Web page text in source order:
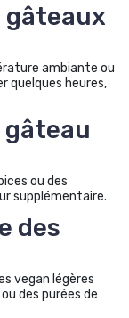
gâteaux
ambiante ou
quelques heures,
ou des
supplémentaire.
des
vegan légères
des purées de